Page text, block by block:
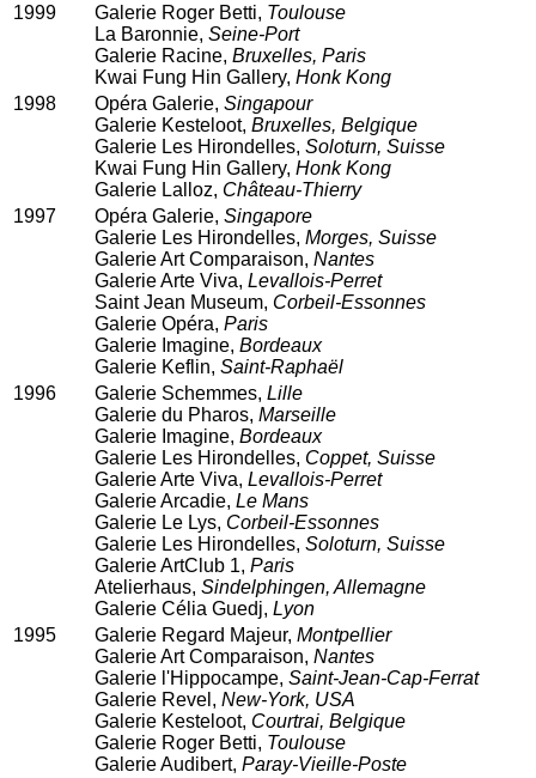
1999
Galerie Roger Betti, Toulouse
La Baronnie, Seine-Port
Galerie Racine, Bruxelles, Paris
Kwai Fung Hin Gallery, Honk Kong
1998
Opéra Galerie, Singapour
Galerie Kesteloot, Bruxelles, Belgique
Galerie Les Hirondelles, Soloturn, Suisse
Kwai Fung Hin Gallery, Honk Kong
Galerie Lalloz, Château-Thierry
1997
Opéra Galerie, Singapore
Galerie Les Hirondelles, Morges, Suisse
Galerie Art Comparaison, Nantes
Galerie Arte Viva, Levallois-Perret
Saint Jean Museum, Corbeil-Essonnes
Galerie Opéra, Paris
Galerie Imagine, Bordeaux
Galerie Keflin, Saint-Raphaël
1996
Galerie Schemmes, Lille
Galerie du Pharos, Marseille
Galerie Imagine, Bordeaux
Galerie Les Hirondelles, Coppet, Suisse
Galerie Arte Viva, Levallois-Perret
Galerie Arcadie, Le Mans
Galerie Le Lys, Corbeil-Essonnes
Galerie Les Hirondelles, Soloturn, Suisse
Galerie ArtClub 1, Paris
Atelierhaus, Sindelphingen, Allemagne
Galerie Célia Guedj, Lyon
1995
Galerie Regard Majeur, Montpellier
Galerie Art Comparaison, Nantes
Galerie l'Hippocampe, Saint-Jean-Cap-Ferrat
Galerie Revel, New-York, USA
Galerie Kesteloot, Courtrai, Belgique
Galerie Roger Betti, Toulouse
Galerie Audibert, Paray-Vieille-Poste